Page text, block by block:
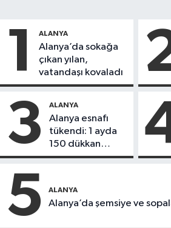
1 ALANYA
Alanya’da sokağa
çıkan yılan,
vatandaşı kovaladı
3 ALANYA
Alanya esnafı
tükendi: 1 ayda
150 dükkan
kapandı
5 ALANYA
Alanya’da şemsiye ve